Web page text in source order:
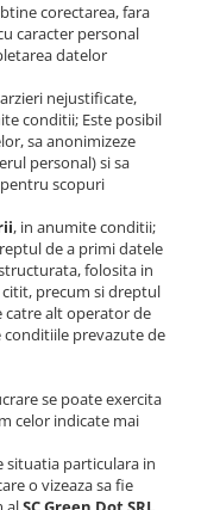
corectarea, fara
caracter personal
datelor
nejustificate,
conditii; Este posibil
sa anonimizeze
personal) si sa
scopuri
, in anumite conditii;
de a primi datele
folosita in
precum si dreptul
catre alt operator de
prevazute de
se poate exercita
celor indicate mai
situatia particulara in
o vizeaza sa fie